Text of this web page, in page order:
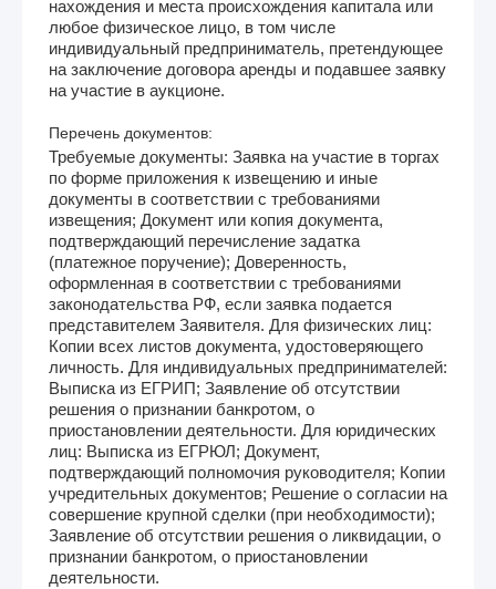
нахождения и места происхождения капитала или
любое физическое лицо, в том числе
индивидуальный предприниматель, претендующее
на заключение договора аренды и подавшее заявку
на участие в аукционе.
Перечень документов:
Требуемые документы: Заявка на участие в торгах
по форме приложения к извещению и иные
документы в соответствии с требованиями
извещения; Документ или копия документа,
подтверждающий перечисление задатка
(платежное поручение); Доверенность,
оформленная в соответствии с требованиями
законодательства РФ, если заявка подается
представителем Заявителя. Для физических лиц:
Копии всех листов документа, удостоверяющего
личность. Для индивидуальных предпринимателей:
Выписка из ЕГРИП; Заявление об отсутствии
решения о признании банкротом, о
приостановлении деятельности. Для юридических
лиц: Выписка из ЕГРЮЛ; Документ,
подтверждающий полномочия руководителя; Копии
учредительных документов; Решение о согласии на
совершение крупной сделки (при необходимости);
Заявление об отсутствии решения о ликвидации, о
признании банкротом, о приостановлении
деятельности.